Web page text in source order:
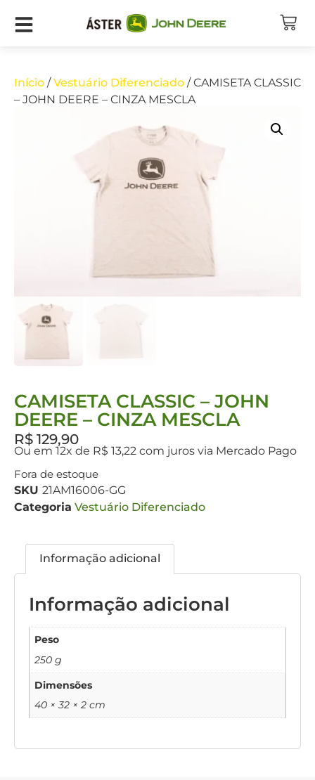
Início /Vestuário Diferenciado / CAMISETA CLASSIC
– JOHN DEERE – CINZA MESCLA
CAMISETA CLASSIC – JOHN
DEERE – CINZA MESCLA
R$ 129,90
Ou em 12x de R$ 13,22 com juros via Mercado Pago
Fora de estoque
SKU 21AM16006-GG
Categoria Vestuário Diferenciado
Informação adicional
Informação adicional
Peso
250 g
Dimensões
40 × 32 × 2 cm